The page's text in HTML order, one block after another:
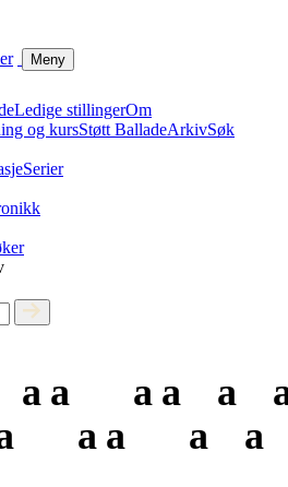
Meny
Ledige stillingerOm
og kursStøtt BalladeArkivSøk
Serier
a a
a a
a
a
a
a